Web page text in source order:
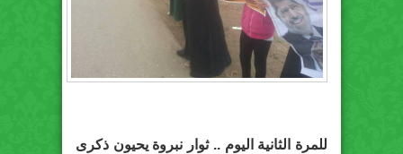
للمرة الثانية اليوم .. ثوار نبروة يحيون ذكرى